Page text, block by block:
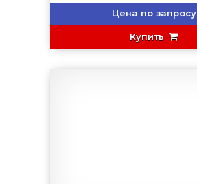
Цена по запросу
Купить